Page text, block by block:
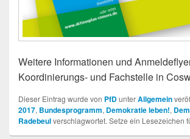
Weitere Informationen und
Koordinierungs- und Fachstelle in
Dieser Eintrag wurde von PfDunterAllgemein
2017, Bundesprogramm, Demokratie leben!,
Radebeulverschlagwortet. Setze ein Lesezeichen